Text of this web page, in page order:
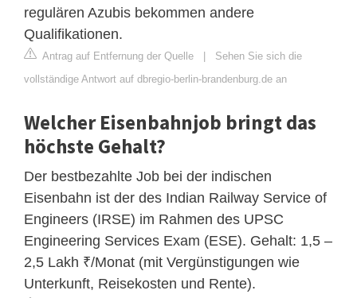
regulären Azubis bekommen andere
Qualifikationen.
Antrag auf Entfernung der Quelle | Sehen Sie sich die
vollständige Antwort auf dbregio-berlin-brandenburg.de an
Welcher Eisenbahnjob bringt das
höchste Gehalt?
Der bestbezahlte Job bei der indischen
Eisenbahn ist der des Indian Railway Service of
Engineers (IRSE) im Rahmen des UPSC
Engineering Services Exam (ESE). Gehalt: 1,5 –
2,5 Lakh ₹/Monat (mit Vergünstigungen wie
Unterkunft, Reisekosten und Rente).